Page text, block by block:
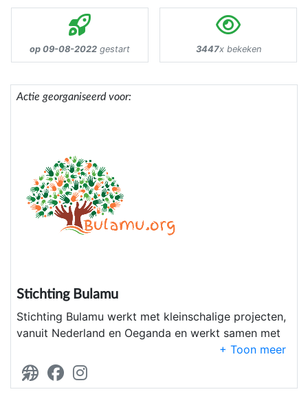
op 09-08-2022 gestart 3447x bekeken
Actie georganiseerd voor:
Stichting Bulamu
Stichting Bulamu werkt met kleinschalige projecten,
vanuit Nederland en Oeganda en werkt samen met
vrijwilligers, overheden en andere stichtingen.
Stichting Bulamu draagt zorg voor actieve